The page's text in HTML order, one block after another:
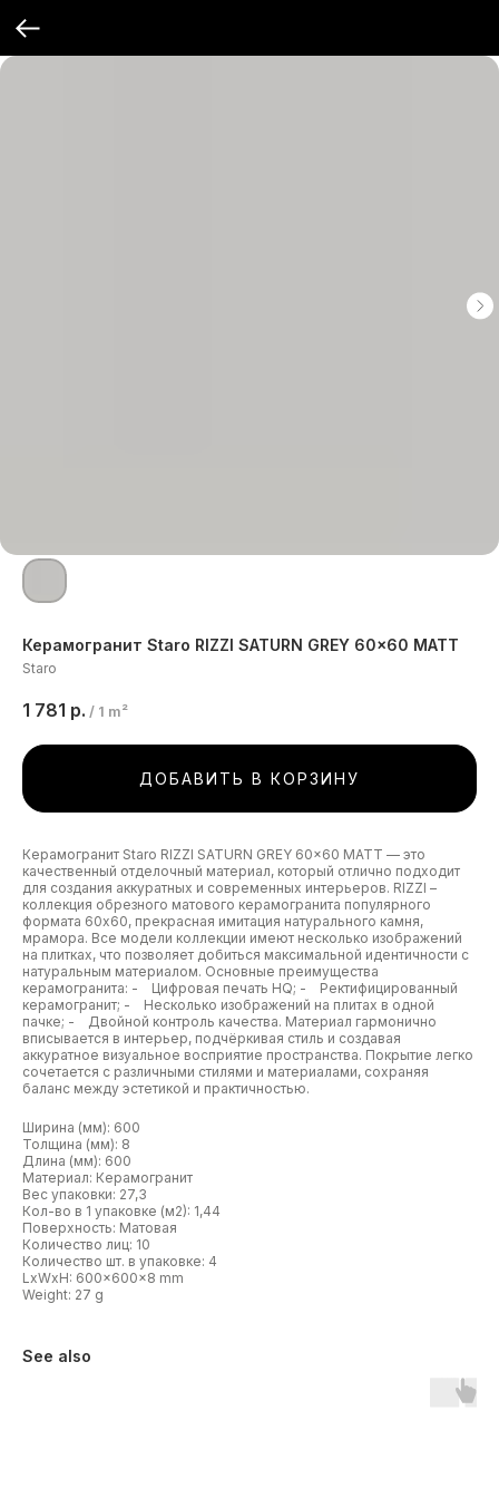
Керамогранит Staro RIZZI SATURN GREY 60x60 MATT
Staro
1 781 р. / 1 m²
ДОБАВИТЬ В КОРЗИНУ
Керамогранит Staro RIZZI SATURN GREY 60x60 MATT — это
качественный отделочный материал, который отлично подходит
для создания аккуратных и современных интерьеров. RIZZI –
коллекция обрезного матового керамогранита популярного
формата 60х60, прекрасная имитация натурального камня,
мрамора. Все модели коллекции имеют несколько изображений
на плитках, что позволяет добиться максимальной идентичности с
натуральным материалом. Основные преимущества
керамогранита: - Цифровая печать HQ; - Ректифицированный
керамогранит; - Несколько изображений на плитах в одной
пачке; - Двойной контроль качества. Материал гармонично
вписывается в интерьер, подчёркивая стиль и создавая
аккуратное визуальное восприятие пространства. Покрытие легко
сочетается с различными стилями и материалами, сохраняя
баланс между эстетикой и практичностью.
Ширина (мм): 600
Толщина (мм): 8
Длина (мм): 600
Материал: Керамогранит
Вес упаковки: 27,3
Кол-во в 1 упаковке (м2): 1,44
Поверхность: Матовая
Количество лиц: 10
Количество шт. в упаковке: 4
LxWxH: 600x600x8 mm
Weight: 27 g
See also